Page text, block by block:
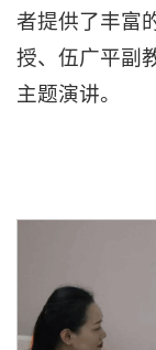
者提供了丰富
授、伍广平副
主题演讲。